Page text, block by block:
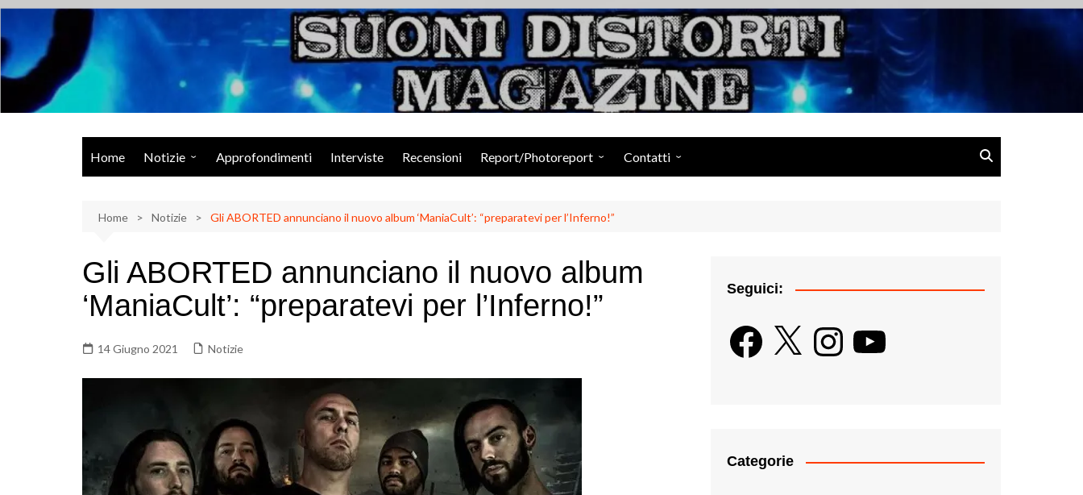
Salta
contenuto
Suoni Distorti Magazine
Musica Rock, Metal, Punk e varie sonorità alternative
Home Notizie
Eventi
Libri
Approfondimenti Interviste Recensioni Report/Photoreport Contatti
Home Notizie Gli ABORTED annunciano il nuovo album ‘ManiaCult’: “preparatevi per l’Inferno!”
Gli ABORTED annunciano il nuovo album
‘ManiaCult’: “preparatevi per l’Inferno!”
14 Giugno 2021 Notizie
Seguici:
Facebook
X InstagramYouTube
Categorie